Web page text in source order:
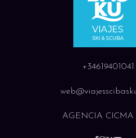
+34619401041
AGENCIA CICMA